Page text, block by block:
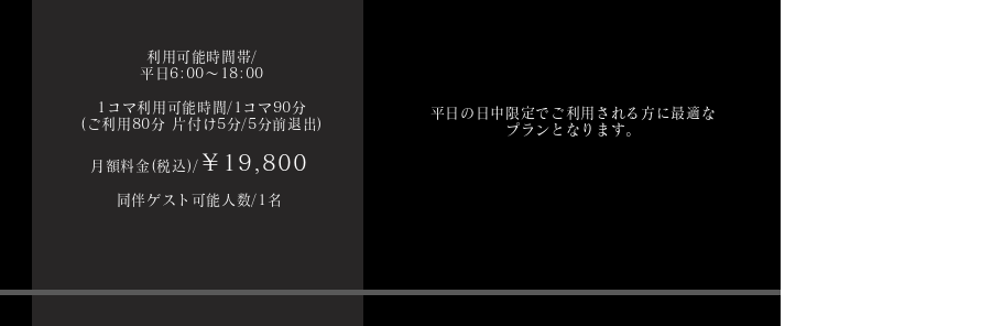
利用可能時間帯/
平日6:00～ ​18:00
1 コマ利用可能時間/1コマ90分
(ご利用80分 片付け5分/5分前退出)
月額料金(税込)/ ￥19,800
同伴ゲスト可能人数/1名
平日の日中限定でご利用される方に最適な
プランとなります。